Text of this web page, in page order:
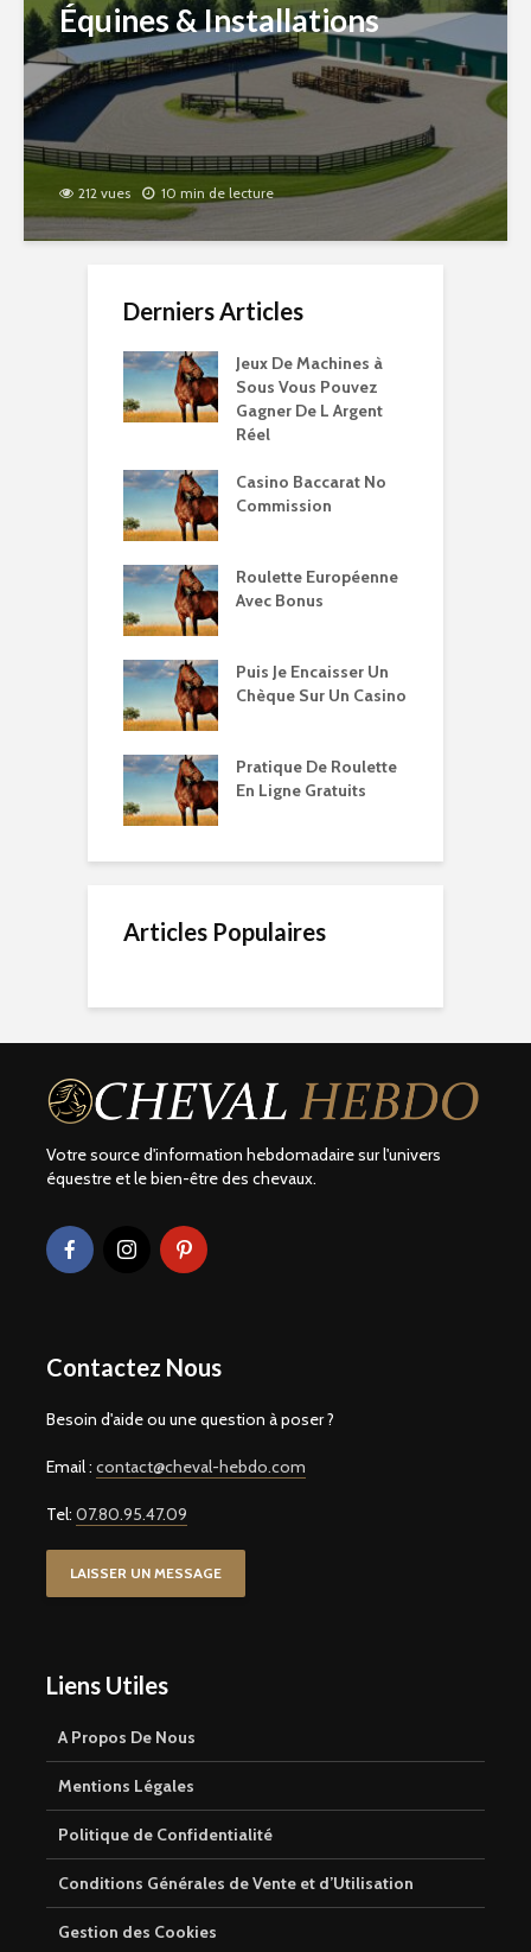
Équines & Installations
212 vues 10 min de lecture
Derniers Articles
Jeux De Machines à
Sous Vous Pouvez
Gagner De L Argent
Réel
Casino Baccarat No
Commission
Roulette Européenne
Avec Bonus
Puis Je Encaisser Un
Chèque Sur Un Casino
Pratique De Roulette
En Ligne Gratuits
Articles Populaires
Votre source d'information hebdomadaire sur l'univers
équestre et le bien-être des chevaux.
Contactez Nous
Besoin d'aide ou une question à poser ?
Email : contact@cheval-hebdo.com
Tel: 07.80.95.47.09
LAISSER UN MESSAGE
Liens Utiles
A Propos De Nous
Mentions Légales
Politique de Confidentialité
Conditions Générales de Vente et d’Utilisation
Gestion des Cookies